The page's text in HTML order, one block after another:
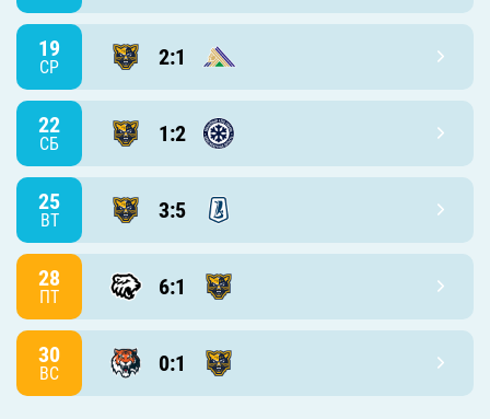
19
СР 2:1
22
СБ 1:2
25
ВТ 3:5
28
ПТ 6:1
30
ВС 0:1